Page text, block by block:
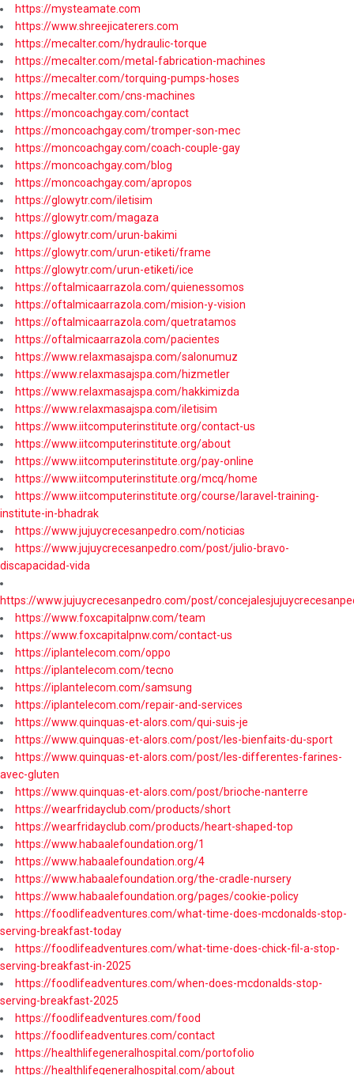
https://mysteamate.com
https://www.shreejicaterers.com
https://mecalter.com/hydraulic-torque
https://mecalter.com/metal-fabrication-machines
https://mecalter.com/torquing-pumps-hoses
https://mecalter.com/cns-machines
https://moncoachgay.com/contact
https://moncoachgay.com/tromper-son-mec
https://moncoachgay.com/coach-couple-gay
https://moncoachgay.com/blog
https://moncoachgay.com/apropos
https://glowytr.com/iletisim
https://glowytr.com/magaza
https://glowytr.com/urun-bakimi
https://glowytr.com/urun-etiketi/frame
https://glowytr.com/urun-etiketi/ice
https://oftalmicaarrazola.com/quienessomos
https://oftalmicaarrazola.com/mision-y-vision
https://oftalmicaarrazola.com/quetratamos
https://oftalmicaarrazola.com/pacientes
https://www.relaxmasajspa.com/salonumuz
https://www.relaxmasajspa.com/hizmetler
https://www.relaxmasajspa.com/hakkimizda
https://www.relaxmasajspa.com/iletisim
https://www.iitcomputerinstitute.org/contact-us
https://www.iitcomputerinstitute.org/about
https://www.iitcomputerinstitute.org/pay-online
https://www.iitcomputerinstitute.org/mcq/home
https://www.iitcomputerinstitute.org/course/laravel-training-
institute-in-bhadrak
https://www.jujuycrecesanpedro.com/noticias
https://www.jujuycrecesanpedro.com/post/julio-bravo-
discapacidad-vida
https://www.jujuycrecesanpedro.com/post/
https://www.foxcapitalpnw.com/team
https://www.foxcapitalpnw.com/contact-us
https://iplantelecom.com/oppo
https://iplantelecom.com/tecno
https://iplantelecom.com/samsung
https://iplantelecom.com/repair-and-services
https://www.quinquas-et-alors.com/qui-suis-je
https://www.quinquas-et-alors.com/post/les-bienfaits-du-sport
https://www.quinquas-et-alors.com/post/les-differentes-farines-
avec-gluten
https://www.quinquas-et-alors.com/post/brioche-nanterre
https://wearfridayclub.com/products/short
https://wearfridayclub.com/products/heart-shaped-top
https://www.habaalefoundation.org/1
https://www.habaalefoundation.org/4
https://www.habaalefoundation.org/the-cradle-nursery
https://www.habaalefoundation.org/pages/cookie-policy
https://foodlifeadventures.com/what-time-does-mcdonalds-stop-
serving-breakfast-today
https://foodlifeadventures.com/what-time-does-chick-fil-a-stop-
serving-breakfast-in-2025
https://foodlifeadventures.com/when-does-mcdonalds-stop-
serving-breakfast-2025
https://foodlifeadventures.com/food
https://foodlifeadventures.com/contact
https://healthlifegeneralhospital.com/portofolio
https://healthlifegeneralhospital.com/about